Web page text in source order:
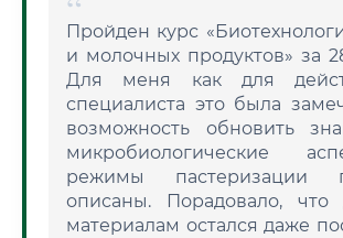
Пройден курс
и молочных продуктов» за
Для меня как для
специалиста это была
возможность обновить
микробиологические
режимы пастеризации
описаны. Порадовало, что
материалам остался даже